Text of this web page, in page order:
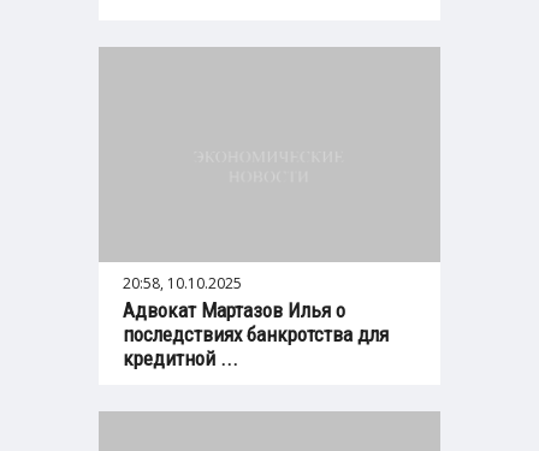
20:58, 10.10.2025
Адвокат Мартазов Илья о
последствиях банкротства для
кредитной ...